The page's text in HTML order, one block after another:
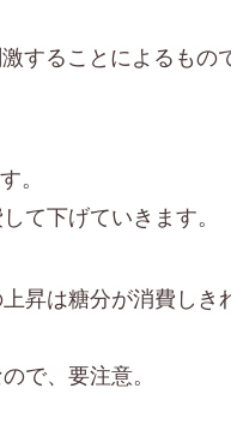
することによるもの
。
て下げていきます。
昇は糖分が消費し
で、要注意。